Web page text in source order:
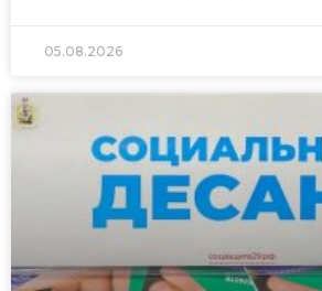
05.08.2026